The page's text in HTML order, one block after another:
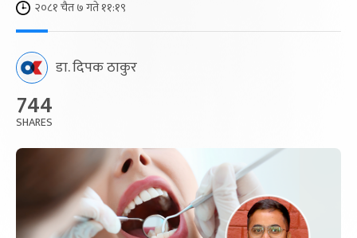
२०८१ चैत ७ गते ११:१९
डा. दिपक ठाकुर
744
SHARES